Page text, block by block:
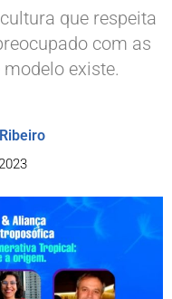
que respeita
com as
existe.